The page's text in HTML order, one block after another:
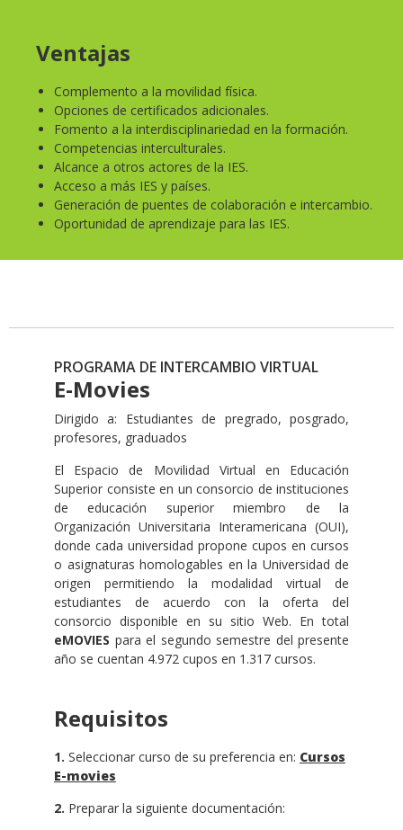
Ventajas
Complemento a la movilidad física.
Opciones de certificados adicionales.
Fomento a la interdisciplinariedad en la formación.
Competencias interculturales.
Alcance a otros actores de la IES.
Acceso a más IES y países.
Generación de puentes de colaboración e intercambio.
Oportunidad de aprendizaje para las IES.
PROGRAMA DE INTERCAMBIO VIRTUAL
E-Movies
Dirigido a: Estudiantes de pregrado, posgrado,
profesores, graduados
El Espacio de Movilidad Virtual en Educación
Superior consiste en un consorcio de instituciones
de educación superior miembro de la
Organización Universitaria Interamericana (OUI),
donde cada universidad propone cupos en cursos
o asignaturas homologables en la Universidad de
origen permitiendo la modalidad virtual de
estudiantes de acuerdo con la oferta del
consorcio disponible en su sitio Web. En total
eMOVIES para el segundo semestre del presente
año se cuentan 4.972 cupos en 1.317 cursos.
Requisitos
1. Seleccionar curso de su preferencia en: Cursos
E-movies
2. Preparar la siguiente documentación: